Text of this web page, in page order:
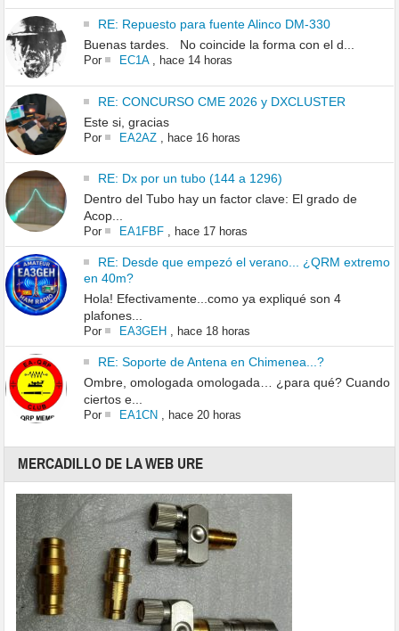
RE: Repuesto para fuente Alinco DM-330
Buenas tardes. No coincide la forma con el d...
Por EC1A, hace 14 horas
RE: CONCURSO CME 2026 y DXCLUSTER
Este si, gracias
Por EA2AZ, hace 16 horas
RE: Dx por un tubo (144 a 1296)
Dentro del Tubo hay un factor clave: El grado de
Acop...
Por EA1FBF, hace 17 horas
RE: Desde que empezó el verano... ¿QRM extremo
en 40m?
Hola! Efectivamente...como ya expliqué son 4
plafones...
Por EA3GEH , hace 18 horas
RE: Soporte de Antena en Chimenea...?
Ombre, omologada omologada… ¿para qué? Cuando
ciertos e...
Por EA1CN , hace 20 horas
MERCADILLO DE LA WEB URE